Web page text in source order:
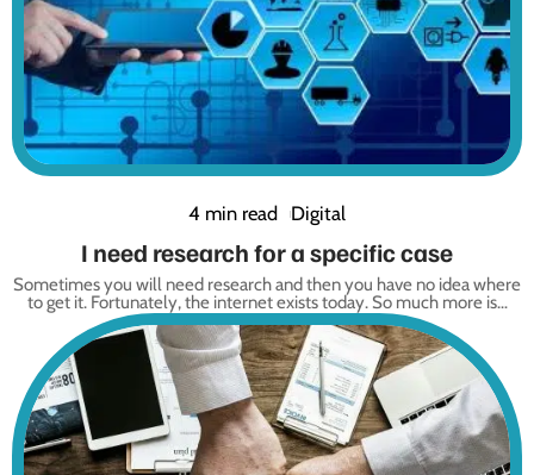
4 min read Digital
I need research for a specific case
Sometimes you will need research and then you have no idea where
to get it. Fortunately, the internet exists today. So much more is…